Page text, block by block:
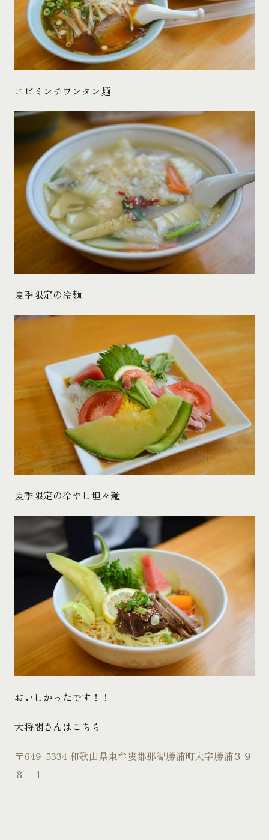
エビミンチワンタン麺
夏季限定の冷麺
夏季限定の冷やし坦々麺
おいしかったです！！
大将閣さんはこちら
〒649-5334 和歌山県東牟婁郡那智勝浦町大字勝浦３９
８−１